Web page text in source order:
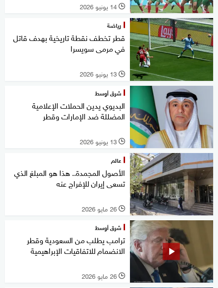
l 14 يونيو 2026
رياضة
قطر تخطف نقطة تاريخية بهدف قاتل
في مرمى سويسرا
l 13 يونيو 2026
شرق أوسط
البديوي يدين الحملات الإعلامية
المضللة ضد الإمارات وقطر
l 13 يونيو 2026
عالم
الأصول المجمدة.. هذا هو المبلغ الذي
تسعى إيران للإفراج عنه
l 26 مايو 2026
شرق أوسط
ترامب يطلب من السعودية وقطر
الانضمام للاتفاقيات الإبراهيمية
l 26 مايو 2026